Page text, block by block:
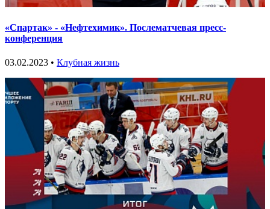
«Спартак» - «Нефтехимик». Послематчевая пресс-
конференция
03.02.2023 • Клубная жизнь